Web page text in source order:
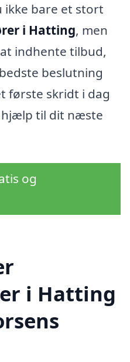
bare et stort
i Hatting, men
indhente tilbud,
beslutning
første skridt i dag
til dit næste
og
i Hatting